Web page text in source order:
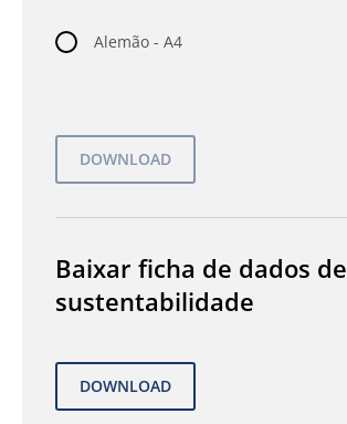
Alemão - A4
Baixar ficha de dados de
sustentabilidade